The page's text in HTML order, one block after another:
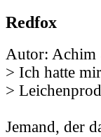
Redfox
Autor: Achim
> Ich hatte
>
Jemand, der